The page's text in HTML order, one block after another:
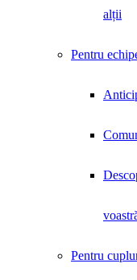
alții
Pentru
Pentru